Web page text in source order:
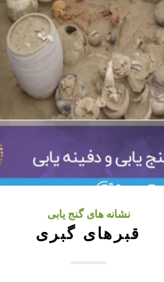
نشانه های گنج یابی
قبرهای گبری